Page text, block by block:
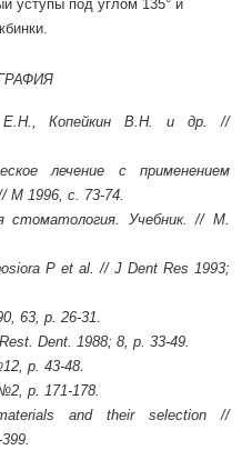
уступы под углом 135° и
Е.Н., Копейкин В.Н. и др. //
лечение с применением
М 1996, с. 73-74.
стоматология. Учебник. // М.
P et al. // J Dent Res 1993;
63, p. 26-31.
Dent. 1988; 8, p. 33-49.
p. 43-48.
p. 171-178.
and their selection //